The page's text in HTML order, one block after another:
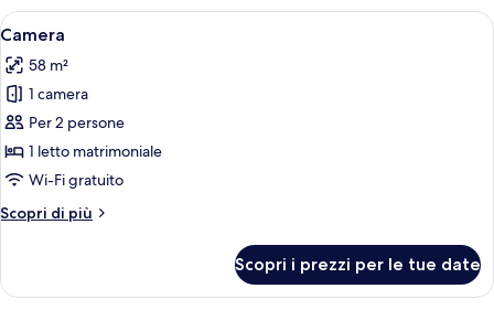
Apri
tutte
le
foto
per
Camera
Una moderna camera d'albergo con
4
Camera
58 m²
1 camera
Per 2 persone
1 letto matrimoniale
Wi-Fi gratuito
Scopri di più
Altri
Scopri i prezzi per le tue date